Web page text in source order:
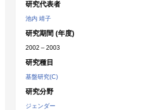
研究代表者
池内 靖子
研究期間 (年度)
2002 – 2003
研究種目
基盤研究(C)
研究分野
ジェンダー